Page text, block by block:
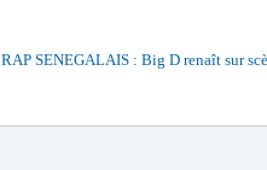
RAP SENEGALAIS : Big D renaît sur